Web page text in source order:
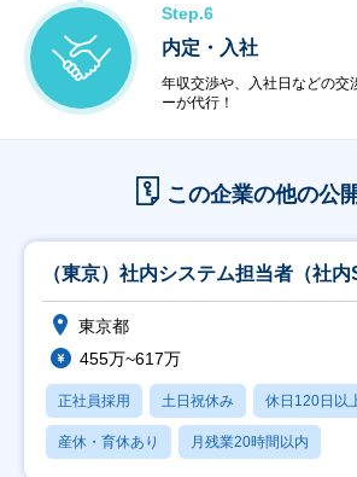
Step.6
内定・入社
年収交渉や、入社日などの交
ーが代行！
この企業の他の公
（東京）社内システム担当者（社内
東京都
455万~617万
正社員採用 土日祝休み 休日120日以
産休・育休あり 月残業20時間以内